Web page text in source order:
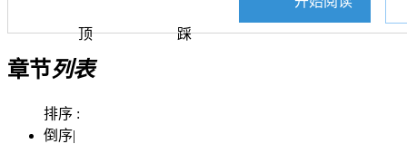
顶 踩
章节列表
排序 :
倒序|